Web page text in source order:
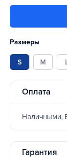
Размеры
S M
Оплата
Наличными,
Гарантия